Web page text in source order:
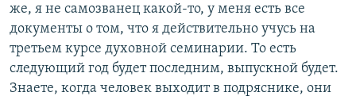
же, я не самозванец какой-то, у меня есть все
документы о том, что я действительно учусь на
третьем курсе духовной семинарии. То есть
следующий год будет последним, выпускной будет.
Знаете, когда человек выходит в подряснике, они